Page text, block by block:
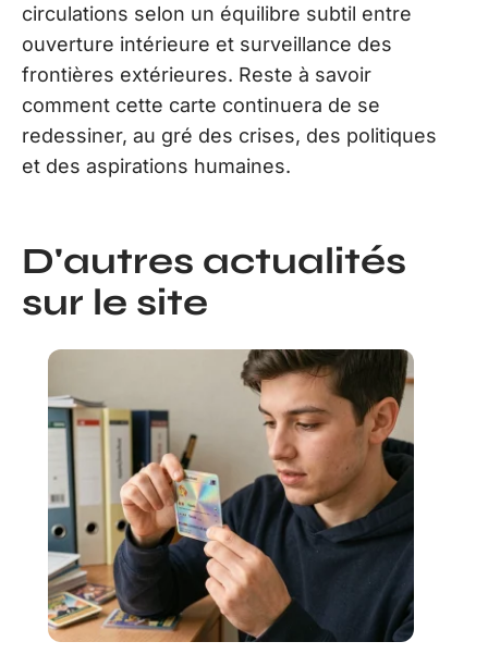
circulations selon un équilibre subtil entre
ouverture intérieure et surveillance des
frontières extérieures. Reste à savoir
comment cette carte continuera de se
redessiner, au gré des crises, des politiques
et des aspirations humaines.
D'autres actualités
sur le site